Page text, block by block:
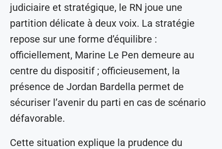
judiciaire et stratégique, le RN joue une
partition délicate à deux voix. La stratégie
repose sur une forme d’équilibre :
officiellement, Marine Le Pen demeure au
centre du dispositif ; officieusement, la
présence de Jordan Bardella permet de
sécuriser l’avenir du parti en cas de scénario
défavorable.
Cette situation explique la prudence du